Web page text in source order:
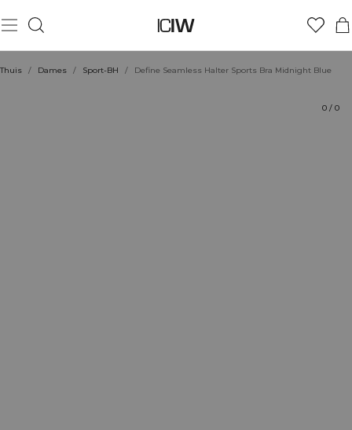
Thuis / Dames / Sport-BH / Define Seamless Halter Sports Bra Midnight Blue
0 / 0